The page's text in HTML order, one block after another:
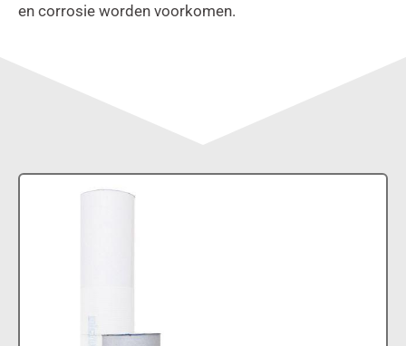
en corrosie worden voorkomen.